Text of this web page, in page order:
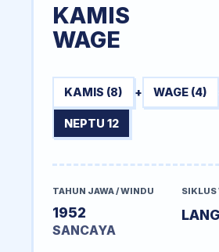
KAMIS
WAGE
KAMIS (8) + WAGE (4)
NEPTU 12
TAHUN JAWA / WINDU
1952
SANCAYA
SIKLUS